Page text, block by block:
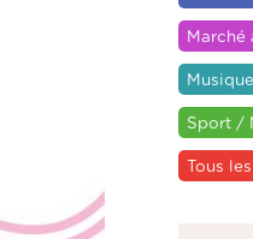
Sport /
Tous